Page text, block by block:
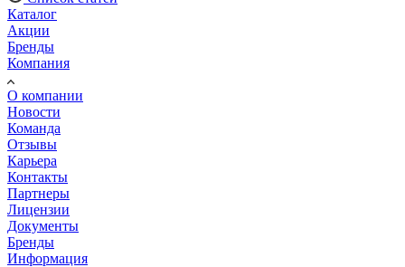
Каталог
Акции
Бренды
Компания
О компании
Новости
Команда
Отзывы
Карьера
Контакты
Партнеры
Лицензии
Документы
Бренды
Информация